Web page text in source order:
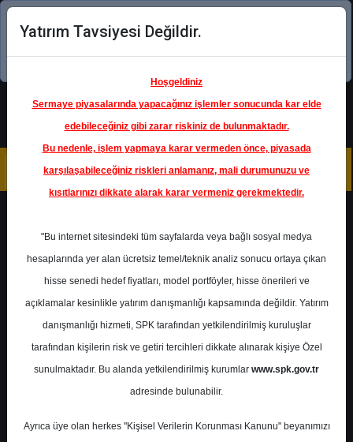
Şimdi uygulamayı indirin!
EKGYO- EMLAK KONUT GYO
Hedef Fiyat 29.50 ₺
Getiri
%0.00
0 0
Yatırım Tavsiyesi Değildir.
Hoşgeldiniz
Sermaye piyasalarında yapacağınız işlemler sonucunda kar elde
edebileceğiniz gibi zarar riskiniz de bulunmaktadır.
Bu nedenle, işlem yapmaya karar vermeden önce, piyasada
karşılaşabileceğiniz riskleri anlamanız, mali durumunuzu ve
kısıtlarınızı dikkate alarak karar vermeniz gerekmektedir.
"Bu internet sitesindeki tüm sayfalarda veya bağlı sosyal medya
hesaplarında yer alan ücretsiz temel/teknik analiz sonucu ortaya çıkan
hisse senedi hedef fiyatları, model portföyler, hisse önerileri ve
açıklamalar kesinlikle yatırım danışmanlığı kapsamında değildir. Yatırım
danışmanlığı hizmeti, SPK tarafından yetkilendirilmiş kuruluşlar
tarafından kişilerin risk ve getiri tercihleri dikkate alınarak kişiye Özel
sunulmaktadır. Bu alanda yetkilendirilmiş kurumlar www.spk.gov.tr
adresinde bulunabilir.
Ayrıca üye olan herkes "Kişisel Verilerin Korunması Kanunu" beyanımızı